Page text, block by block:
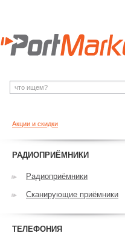
Акции и скидки
РАДИОПРИЁМНИКИ
Радиоприёмники
Сканирующие приёмники
ТЕЛЕФОНИЯ